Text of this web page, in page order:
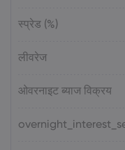
Emma Rose
Overheating, U.S.
स्प्रेड (%)
लीवरेज
ओवरनाइट ब्याज विक्रय